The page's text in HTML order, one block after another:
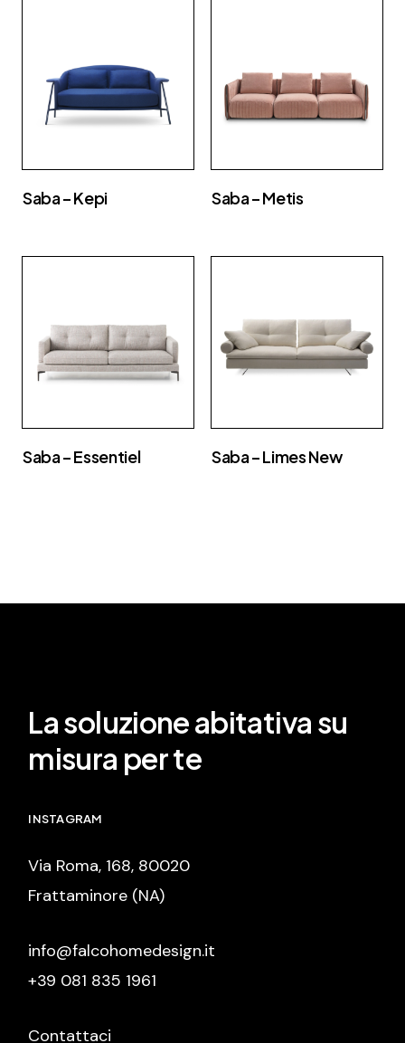
Saba – Kepi Saba – Metis
Saba – Essentiel Saba – Limes New
La soluzione abitativa su
misura per te
INSTAGRAM
Via Roma, 168, 80020
Frattaminore (NA)
info@falcohomedesign.it
+39 081 835 1961
Contattaci